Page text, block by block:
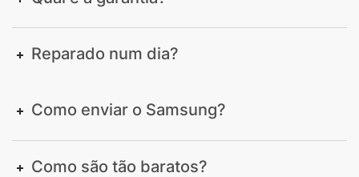
Reparado num dia?
Como enviar o Samsung?
Como são tão baratos?